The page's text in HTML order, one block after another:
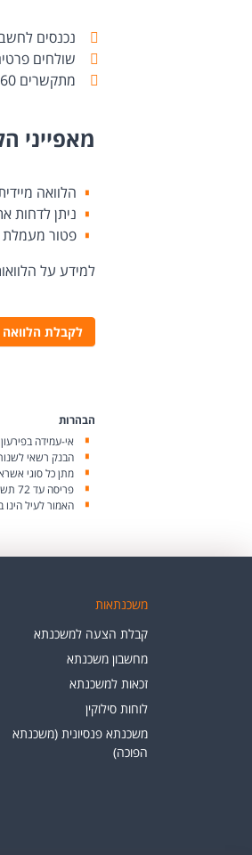
נכנסים
שולחים
מתקשרים
מאפייני
הלוואה מיידית ניתנת
ניתן לדחות את
פטור מעמלת
למידע על
לקבלת
הבהרות
אי-עמידה
הבנק רשאי
מתן כל סוגי
פריסה עד 72 תשלומים.
האמור לעיל הינו
משכנתאות
קבלת הצעה למשכנתא
מחשבון משכנתא
זכאות למשכנתא
לוחות סילוקין
משכנתא פנסיונית (משכנתא
הפוכה)